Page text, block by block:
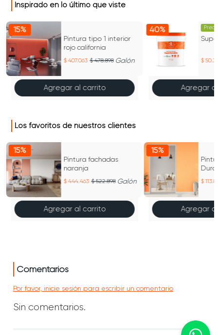
Inspirado en lo último que viste
15%
Pintura tipo 1 interior
rojo california
407.063 478.898 Galón
Agregar al carrito
40%
Agregar
Los favoritos de nuestros clientes
15%
Pintura fachadas
naranja
444.463 522.898 Galón
Agregar al carrito
15%
Agregar
Comentarios
Por favor, inicie sesión para escribir un comentario
Sin comentarios.